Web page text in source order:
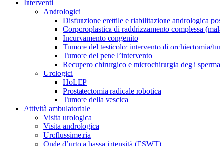
Interventi
Andrologici
Disfunzione erettile e riabilitazione andrologica
Corporoplastica di raddrizzamento complessa
Incurvamento congenito
Tumore del testicolo: intervento di orchiectomia/
Tumore del pene l’intervento
Recupero chirurgico e microchirurgia degli
Urologici
HoLEP
Prostatectomia radicale robotica
Tumore della vescica
Attività ambulatoriale
Visita urologica
Visita andrologica
Uroflussimetria
Onde d’urto a bassa intensità (ESWT)